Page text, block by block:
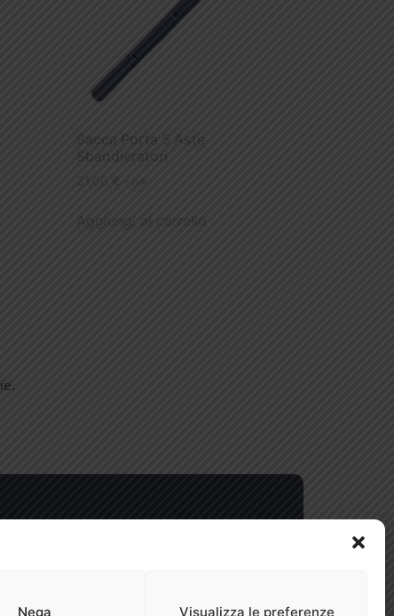
Nega Visualizza le preferenze
Sacca Porta 5 Aste
Sbandieratori
31,00 € + IVA
Aggiungi al carrello
e Tifoserie.